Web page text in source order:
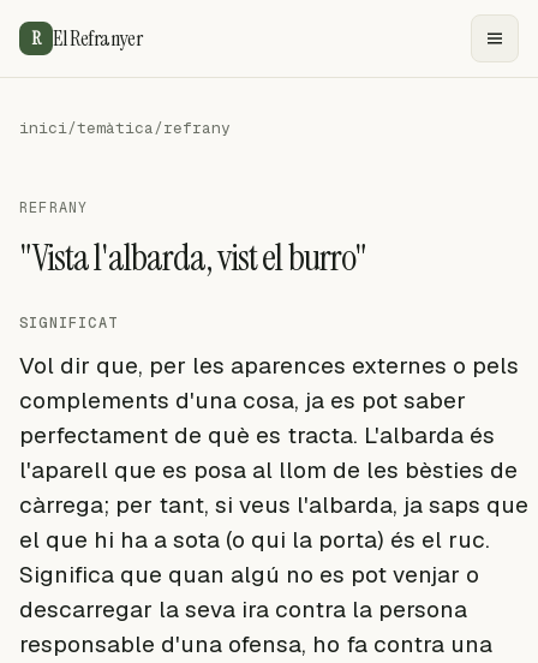
R El Refranyer
inici/temàtica/refrany
REFRANY
"Vista l'albarda, vist el burro"
SIGNIFICAT
Vol dir que, per les aparences externes o pels
complements d'una cosa, ja es pot saber
perfectament de què es tracta. L'albarda és
l'aparell que es posa al llom de les bèsties de
càrrega; per tant, si veus l'albarda, ja saps que
el que hi ha a sota (o qui la porta) és el ruc.
Significa que quan algú no es pot venjar o
descarregar la seva ira contra la persona
responsable d'una ofensa, ho fa contra una